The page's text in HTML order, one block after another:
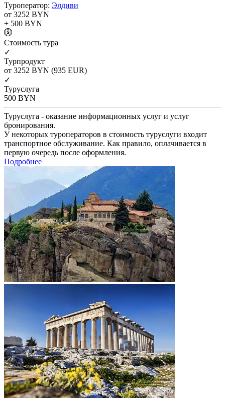
Туроператор: Элдиви
от 3252 BYN
+ 500 BYN
Cтоимость тура
✓
Турпродукт
от 3252 BYN (935 EUR)
✓
Туруслуга
500 BYN
Туруслуга - оказание информационных услуг и услуг
бронирования.
У некоторых туроператоров в стоимость туруслуги входит
транспортное обслуживание. Как правило, оплачивается в
первую очередь после оформления.
Подробнее